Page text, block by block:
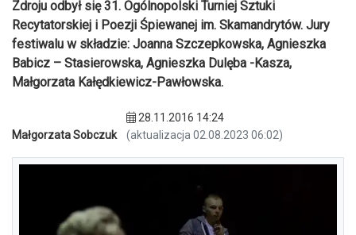
Zdroju odbył się 31. Ogólnopolski Turniej Sztuki
Recytatorskiej i Poezji Śpiewanej im. Skamandrytów. Jury
festiwalu w składzie: Joanna Szczepkowska, Agnieszka
Babicz – Stasierowska, Agnieszka Dulęba -Kasza,
Małgorzata Kałędkiewicz-Pawłowska.
Małgorzata Sobczuk
28.11.2016 14:24
(aktualizacja 02.08.2023 06:02)